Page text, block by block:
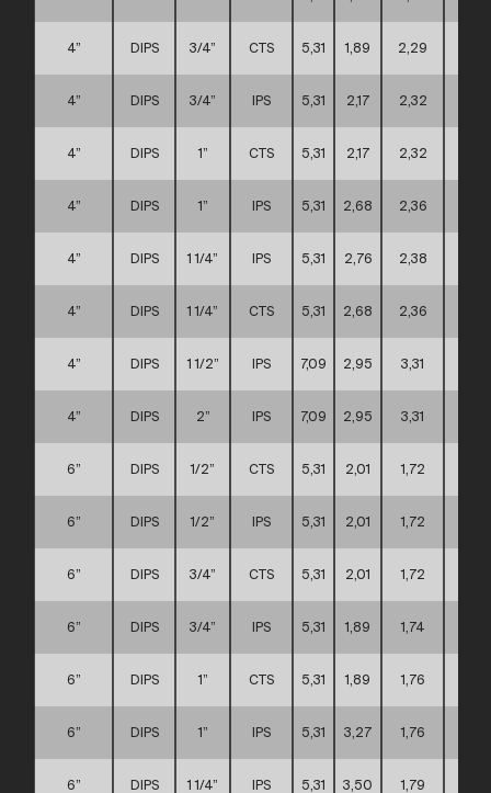
4” DIPS 3/4” CTS 5,31 1,89 2,29
4” DIPS 3/4” IPS 5,31 2,17 2,32
4” DIPS 1” CTS 5,31 2,17 2,32
4” DIPS 1” IPS 5,31 2,68 2,36
4” DIPS 1 1/4” IPS 5,31 2,76 2,38
4” DIPS 1 1/4” CTS 5,31 2,68 2,36
4” DIPS 1 1/2” IPS 7,09 2,95 3,31
4” DIPS 2” IPS 7,09 2,95 3,31
6” DIPS 1/2” CTS 5,31 2,01 1,72
6” DIPS 1/2” IPS 5,31 2,01 1,72
6” DIPS 3/4” CTS 5,31 2,01 1,72
6” DIPS 3/4” IPS 5,31 1,89 1,74
6” DIPS 1” CTS 5,31 1,89 1,76
6” DIPS 1” IPS 5,31 3,27 1,76
6” DIPS 1 1/4” IPS 5,31 3,50 1,79